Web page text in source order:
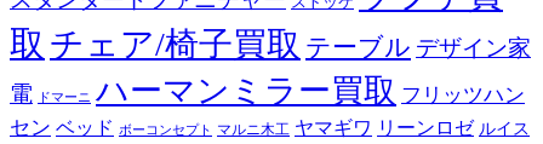
取 チェア/椅子買取 テーブル デザイン家
電
ドマーニ ハーマンミラー買取 フリッツハン
セン ベッド ボーコンセプト マルニ木工 ヤマギワ リーンロゼ ルイス